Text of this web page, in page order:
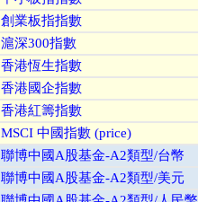
創業板指指數
滬深300指數
香港恆生指數
香港國企指數
香港紅籌指數
MSCI 中國指數 (price)
聯博中國A股基金-A2類型/台幣
聯博中國A股基金-A2類型/美元